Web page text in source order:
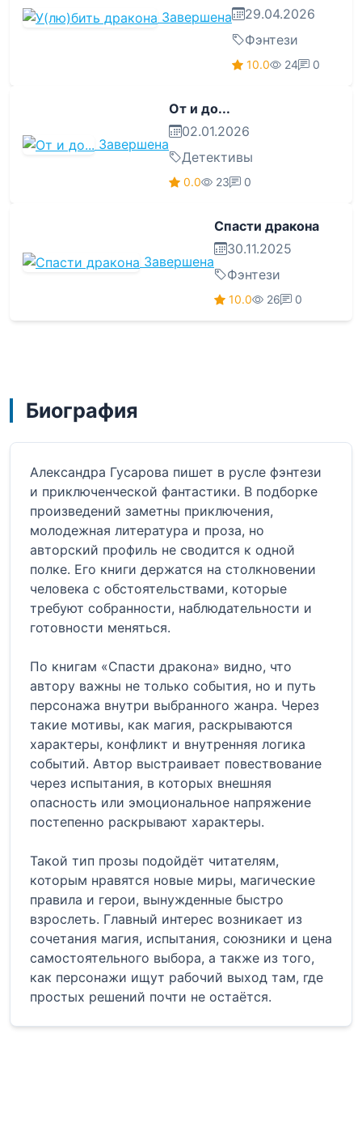
Завершена
29.04.2026
Фэнтези
10.0 24 0
Завершена
От и до...
02.01.2026
Детективы
0.0 23 0
Завершена
Спасти дракона
30.11.2025
Фэнтези
10.0 26 0
Биография
Александра Гусарова пишет в русле фэнтези
и приключенческой фантастики. В подборке
произведений заметны приключения,
молодежная литература и проза, но
авторский профиль не сводится к одной
полке. Его книги держатся на столкновении
человека с обстоятельствами, которые
требуют собранности, наблюдательности и
готовности меняться.
По книгам «Спасти дракона» видно, что
автору важны не только события, но и путь
персонажа внутри выбранного жанра. Через
такие мотивы, как магия, раскрываются
характеры, конфликт и внутренняя логика
событий. Автор выстраивает повествование
через испытания, в которых внешняя
опасность или эмоциональное напряжение
постепенно раскрывают характеры.
Такой тип прозы подойдёт читателям,
которым нравятся новые миры, магические
правила и герои, вынужденные быстро
взрослеть. Главный интерес возникает из
сочетания магия, испытания, союзники и цена
самостоятельного выбора, а также из того,
как персонажи ищут рабочий выход там, где
простых решений почти не остаётся.